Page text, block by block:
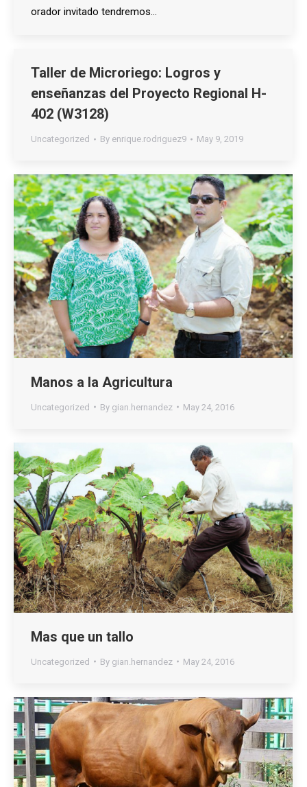
orador invitado tendremos…
Taller de Microriego: Logros y
enseñanzas del Proyecto Regional H-
402 (W3128)
Uncategorized By enrique.rodriguez9 May 9, 2019
Manos a la Agricultura
Uncategorized By gian.hernandez May 24, 2016
Mas que un tallo
Uncategorized By gian.hernandez May 24, 2016